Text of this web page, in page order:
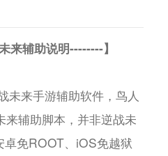
来辅助说明--------】
未来手游辅助软件，鸟人
辅助脚本，并非逆战未
卓免ROOT、iOS免越狱